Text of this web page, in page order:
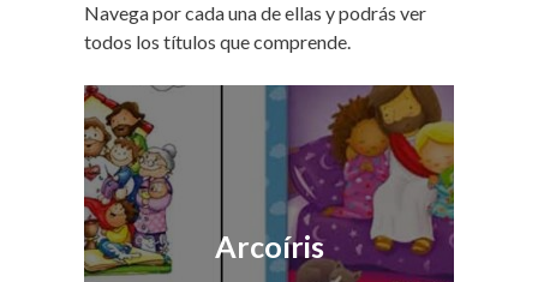
Navega por cada una de ellas y podrás ver
todos los títulos que comprende.
Arcoíris